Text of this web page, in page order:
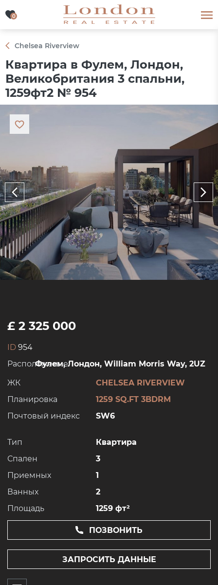
0
0
Chelsea Riverview
Квартира в Фулем, Лондон,
Великобритания 3 спальни,
1259фт2 № 954
£ 2 325 000
ID 954
Расположение:
Фулем, Лондон, William Morris Way, 2UZ
ЖК
CHELSEA RIVERVIEW
Планировка
1259 SQ.FT 3BDRM
Почтовый индекс
SW6
Тип
Квартира
Спален
3
Приемных
1
Ванных
2
Площадь
1259 фт²
ПОЗВОНИТЬ
ЗАПРОСИТЬ ДАННЫЕ